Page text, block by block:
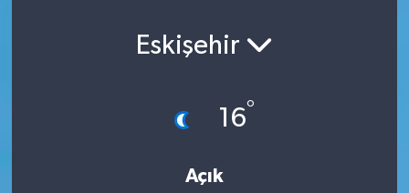
Eskişehir
16°
Açık